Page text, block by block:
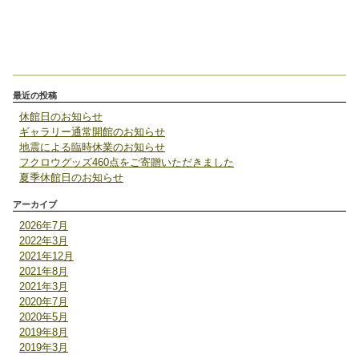
最近の投稿
休館日のお知らせ
ギャラリー通常開館のお知らせ
地震による臨時休業のお知らせ
フクロウグッズ460点をご寄贈いただきました
夏季休館日のお知らせ
アーカイブ
2026年7月
2022年3月
2021年12月
2021年8月
2021年3月
2020年7月
2020年5月
2019年8月
2019年3月